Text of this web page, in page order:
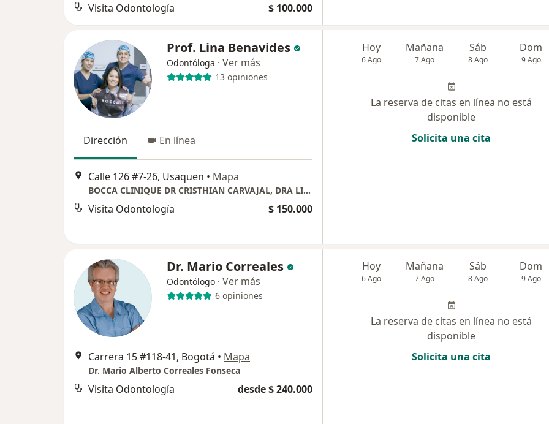
Visita Odontología $ 100.000
Prof. Lina Benavides
Odontóloga · Ver más
13 opiniones
Dirección En línea
Calle 126 #7-26, Usaquen • Mapa
BOCCA CLINIQUE DR CRISTHIAN CARVAJAL, DRA LINA BENAVIDES
Visita Odontología $ 150.000
Hoy
6 Ago
Mañana
7 Ago
Sáb
8 Ago
Dom
9 Ago
La reserva de citas en línea no está
disponible
Solicita una cita
Dr. Mario Correales
Odontólogo · Ver más
6 opiniones
Carrera 15 #118-41, Bogotá • Mapa
Dr. Mario Alberto Correales Fonseca
Visita Odontología desde $ 240.000
Hoy
6 Ago
Mañana
7 Ago
Sáb
8 Ago
Dom
9 Ago
La reserva de citas en línea no está
disponible
Solicita una cita